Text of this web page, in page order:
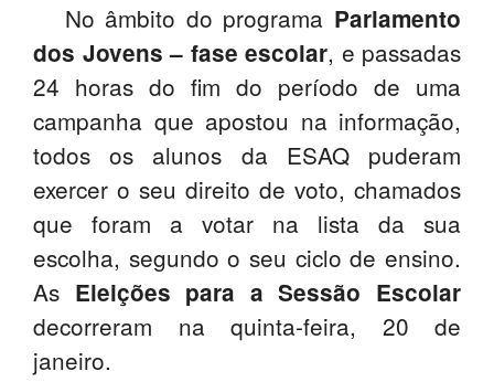
No âmbito do programa Parlamento
dos Jovens – fase escolar, e passadas
24 horas do fim do período de uma
campanha que apostou na informação,
todos os alunos da ESAQ puderam
exercer o seu direito de voto, chamados
que foram a votar na lista da sua
escolha, segundo o seu ciclo de ensino.
As Eleições para a Sessão Escolar
decorreram na quinta-feira, 20 de
janeiro.